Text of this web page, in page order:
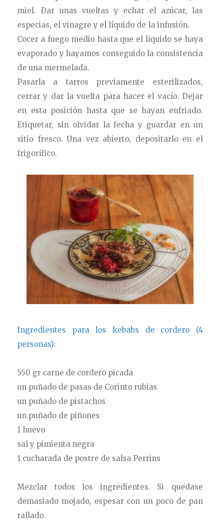
miel. Dar unas vueltas y echar el azúcar, las
especias, el vinagre y el líquido de la infusión.
Cocer a fuego medio hasta que el líquido se haya
evaporado y hayamos conseguido la consistencia
de una mermelada.
Pasarla a tarros previamente esterilizados,
cerrar y dar la vuelta para hacer el vacío. Dejar
en esta posición hasta que se hayan enfriado.
Etiquetar, sin olvidar la fecha y guardar en un
sitio fresco. Una vez abierto, depositarlo en el
frigorífico.
Ingredientes para los kebabs de cordero (4
personas):
550 gr carne de cordero picada
un puñado de pasas de Corinto rubias
un puñado de pistachos
un puñado de piñones
1 huevo
sal y pimienta negra
1 cucharada de postre de salsa Perrins
Mezclar todos los ingredientes. Si quedase
demasiado mojado, espesar con un poco de pan
rallado.